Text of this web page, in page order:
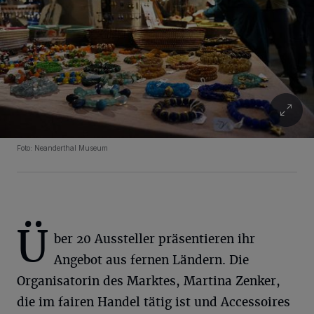
Foto: Neanderthal Museum
Ü ber 20 Aussteller präsentieren ihr
Angebot aus fernen Ländern. Die
Organisatorin des Marktes, Martina Zenker,
die im fairen Handel tätig ist und Accessoires